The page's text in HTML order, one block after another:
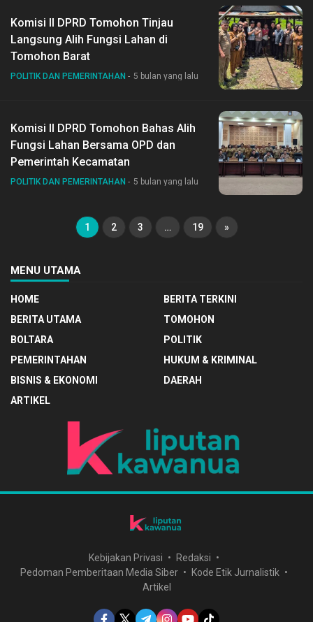
Komisi II DPRD Tomohon Tinjau
Langsung Alih Fungsi Lahan di
Tomohon Barat
POLITIK DAN PEMERINTAHAN 5 bulan yang lalu
Komisi II DPRD Tomohon Bahas Alih
Fungsi Lahan Bersama OPD dan
Pemerintah Kecamatan
POLITIK DAN PEMERINTAHAN 5 bulan yang lalu
1 2 3 … 19 »
MENU UTAMA
HOME
BERITA TERKINI
BERITA UTAMA
TOMOHON
BOLTARA
POLITIK
PEMERINTAHAN
HUKUM & KRIMINAL
BISNIS & EKONOMI
DAERAH
ARTIKEL
Kebijakan Privasi
Redaksi
Pedoman Pemberitaan Media Siber
Kode Etik Jurnalistik
Artikel